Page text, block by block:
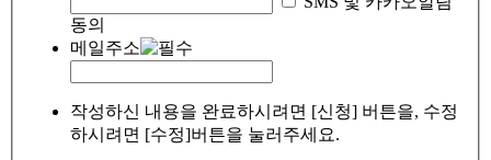
동의
메일주소
작성하신 내용을 완료하시려면 [신청] 버튼을, 수정
하시려면 [수정]버튼을 눌러주세요.